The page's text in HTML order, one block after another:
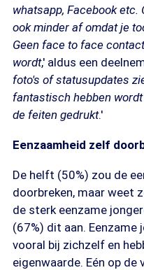
whatsapp, Facebook
ook minder af omdat je
Geen face to face
wordt,' aldus een
foto's of statusupdates
fantastisch hebben
de feiten gedrukt.'
Eenzaamheid zelf
De helft (50%) zou de
doorbreken, maar weet
de sterk eenzame
(67%) dit aan. Eenzame
vooral bij zichzelf en
eigenwaarde. Eén op